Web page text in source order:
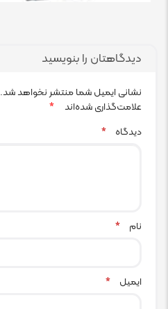
دیدگاهتان را بنویسید
نشانی ایمیل شما منتشر نخواهد شد.
علامت‌گذاری شده‌اند
*
دیدگاه
*
نام *
ایمیل *